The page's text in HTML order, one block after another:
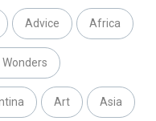
Advice Africa
Art Asia